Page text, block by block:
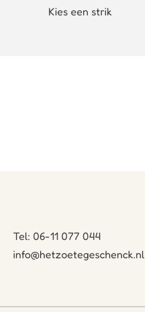
Kies een strik
Tel: 06-11 077 044
info@hetzoetegeschenck.nl